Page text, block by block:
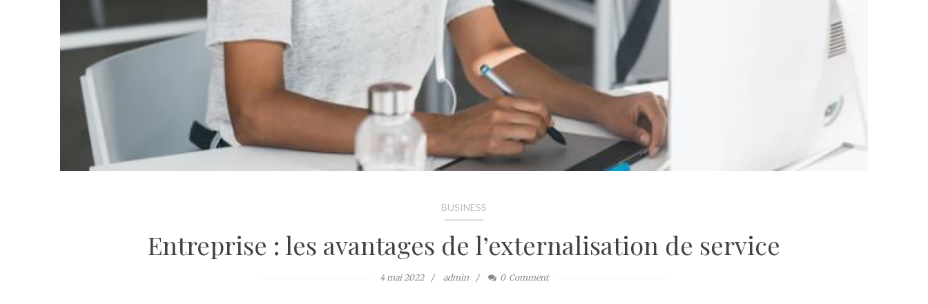
BUSINESS
Entreprise : les avantages de l’externalisation de service
4 mai 2022 admin 0 Comment